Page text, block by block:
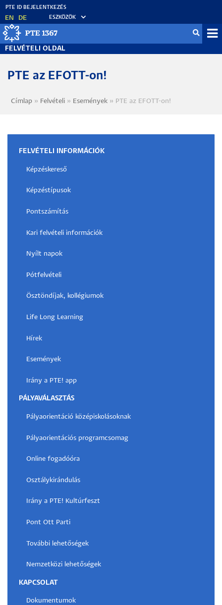
Ugrás
tartalomra
EN DE ESZKÖZÖK
FELVÉTELI OLDAL
PTE az EFOTT-on!
Morzsa
Címlap Felvételi Események PTE az EFOTT-on!
FELVÉTELI INFORMÁCIÓK
Képzéskereső
Képzéstípusok
Pontszámítás
Kari felvételi információk
Nyílt napok
Pótfelvételi
Ösztöndíjak, kollégiumok
Life Long Learning
Hírek
Események
Irány a PTE! app
PÁLYAVÁLASZTÁS
Pályaorientáció középiskolásoknak
Pályaorientációs programcsomag
Online fogadóóra
Osztálykirándulás
Irány a PTE! Kultúrfeszt
Pont Ott Parti
További lehetőségek
Nemzetközi lehetőségek
KAPCSOLAT
Dokumentumok